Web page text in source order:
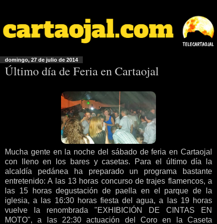
domingo, 27 de julio de 2014
Último día de Feria en Cartaojal
Mucha gente en la noche del sábado de feria en Cartaojal
con lleno en los bares y casetas. Para el último día la
alcaldía pedánea ha preparado un programa bastante
entretenido: A las 13 horas concurso de trajes flamencos, a
las 15 horas degustación de paella en el parque de la
iglesia, a las 16:30 horas fiesta del agua, a las 19 horas
vuelve la renombrada "EXHIBICIÓN DE CINTAS EN
MOTO", a las 22:30 actuación del Coro en la Caseta